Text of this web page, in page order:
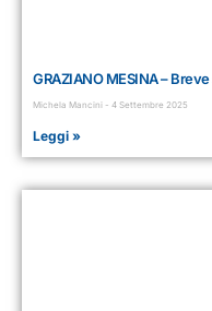
GRAZIANO MESINA –
Michela Mancini 4 Settembre 2025
Leggi »